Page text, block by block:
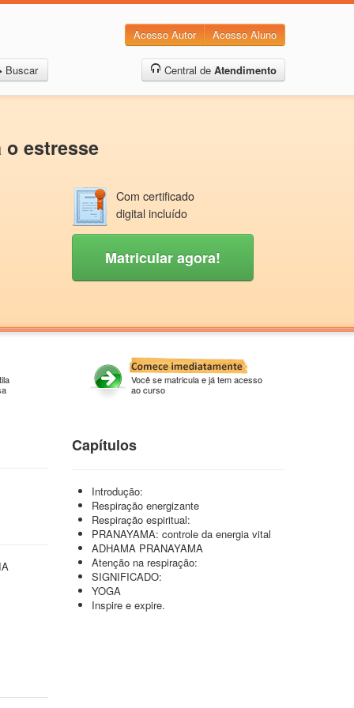
Acesso Autor Acesso Aluno
Buscar Central de Atendimento
o estresse
Com certificado
digital incluído
Matricular agora!
Você se matricula e já tem acesso
ao curso
Capítulos
Introdução:
Respiração energizante
Respiração espiritual:
PRANAYAMA: controle da energia vital
ADHAMA PRANAYAMA
Atenção na respiração:
SIGNIFICADO:
YOGA
Inspire e expire.